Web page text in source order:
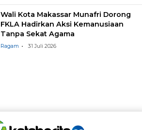
Wali Kota Makassar Munafri Dorong
FKLA Hadirkan Aksi Kemanusiaan
Tanpa Sekat Agama
Ragam 31 Juli 2026